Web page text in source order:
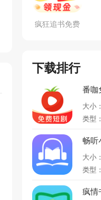
疯狂追书免费
下载排行
番咖
大小
类型
畅听
大小
类型
疯情